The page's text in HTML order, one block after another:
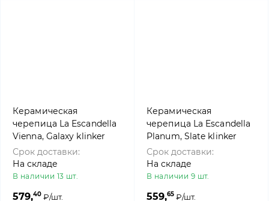
Керамическая
черепица La Escandella
Vienna, Galaxy klinker
Срок доставки:
На складе
В наличии 13 шт.
579,40 ₽/шт.
Керамическая
черепица La Escandella
Planum, Slate klinker
Срок доставки:
На складе
В наличии 9 шт.
559,65 ₽/шт.